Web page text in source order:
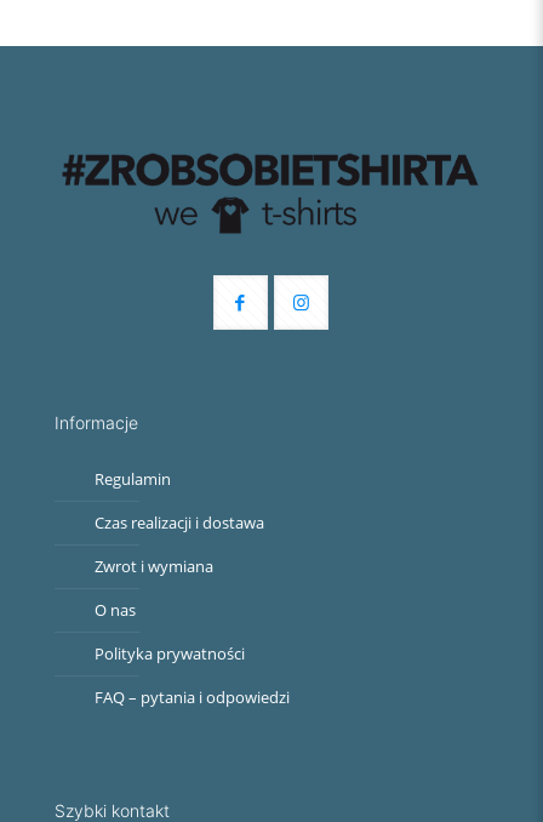
Informacje
Regulamin
Czas realizacji i dostawa
Zwrot i wymiana
O nas
Polityka prywatności
FAQ – pytania i odpowiedzi
Szybki kontakt